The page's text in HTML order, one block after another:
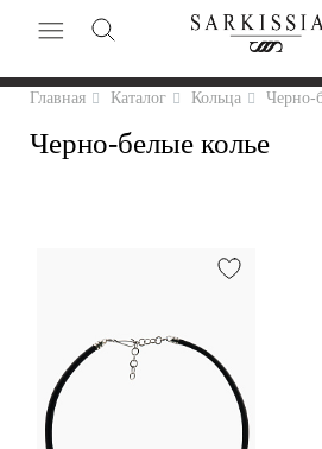
Главная Каталог Кольца Черно-
Черно-белые колье